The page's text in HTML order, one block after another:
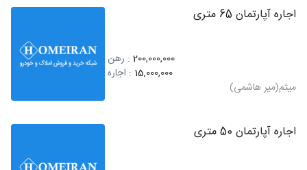
اجاره آپارتمان 65 متری
200,000,000 : رهن
15,000,000 : اجاره
میثم(میر هاشمی)
اجاره آپارتمان 50 متری